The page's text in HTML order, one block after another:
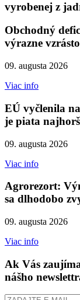
vyrobenej z
Obchodný
výrazne
09. augusta 2026
Viac info
EÚ vyčlenila
je piata
09. augusta 2026
Viac info
Agrorezort:
sa dlhodobo
09. augusta 2026
Viac info
Ak Vás
nášho